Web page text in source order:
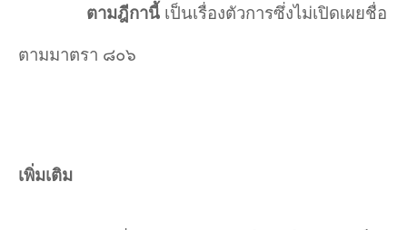
ตามฎีกานี้ เป็นเรื่องตัวการซึ่งไม่เปิดเผยชื่อ
ตามมาตรา ๘๐๖
เพิ่มเติม